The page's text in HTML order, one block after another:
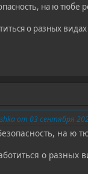
на ю тюбе
о разных
от 03 сентября
на ю
о разных